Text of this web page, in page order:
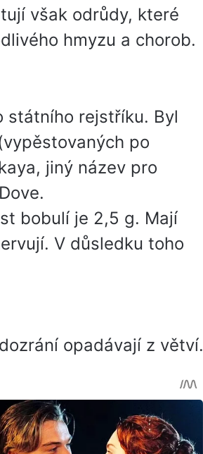
však odrůdy, které
hmyzu a chorob.
státního rejstříku. Byl
po
jiný název pro
bobulí je 2,5 g. Mají
V důsledku toho
opadávají z větví.